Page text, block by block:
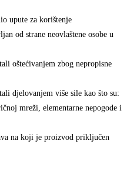
upute za korištenje
od strane neovlaštene osobe u
oštećivanjem zbog nepropisne
djelovanjem više sile kao što su:
mreži, elementarne nepogode i
na koji je proizvod priključen